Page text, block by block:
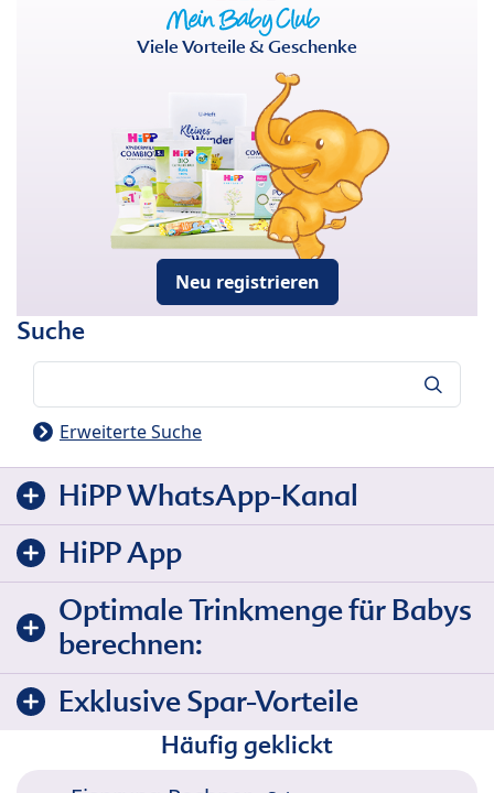
Viele Vorteile & Geschenke
Neu registrieren
Suche
Erweiterte Suche
HiPP WhatsApp-Kanal
HiPP App
Optimale Trinkmenge für Babys
berechnen:
Exklusive Spar-Vorteile
Häufig geklickt